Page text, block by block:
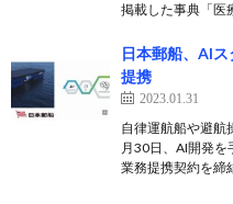
掲載した事典「医
日本郵船、AI
提携
2023.01.31
自律運航船や避航
月30日、AI開発を
業務提携契約を締